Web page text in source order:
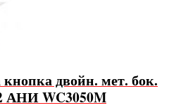
двойн. мет. бок.
АНИ WC3050M